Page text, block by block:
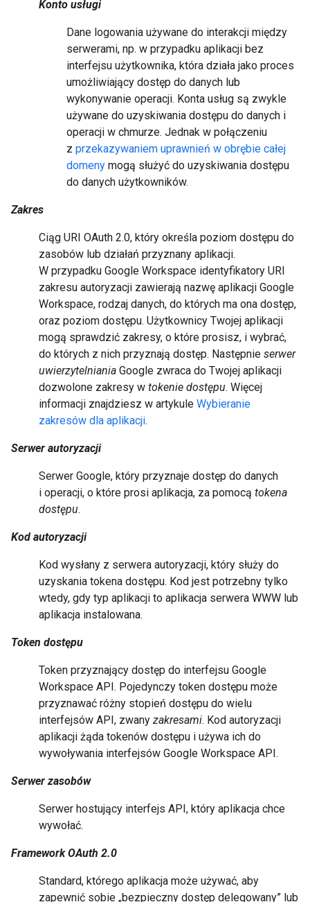
Konto usługi
Dane logowania używane do interakcji między
serwerami, np. w przypadku aplikacji bez
interfejsu użytkownika, która działa jako proces
umożliwiający dostęp do danych lub
wykonywanie operacji. Konta usług są zwykle
używane do uzyskiwania dostępu do danych i
operacji w chmurze. Jednak w połączeniu
z przekazywaniem uprawnień w obrębie całej
domeny mogą służyć do uzyskiwania dostępu
do danych użytkowników.
Zakres
Ciąg URI OAuth 2.0, który określa poziom dostępu do
zasobów lub działań przyznany aplikacji.
W przypadku Google Workspace identyfikatory URI
zakresu autoryzacji zawierają nazwę aplikacji Google
Workspace, rodzaj danych, do których ma ona dostęp,
oraz poziom dostępu. Użytkownicy Twojej aplikacji
mogą sprawdzić zakresy, o które prosisz, i wybrać,
do których z nich przyznają dostęp. Następnie serwer
uwierzytelniania Google zwraca do Twojej aplikacji
dozwolone zakresy w tokenie dostępu. Więcej
informacji znajdziesz w artykule Wybieranie
zakresów dla aplikacji.
Serwer autoryzacji
Serwer Google, który przyznaje dostęp do danych
i operacji, o które prosi aplikacja, za pomocą tokena
dostępu.
Kod autoryzacji
Kod wysłany z serwera autoryzacji, który służy do
uzyskania tokena dostępu. Kod jest potrzebny tylko
wtedy, gdy typ aplikacji to aplikacja serwera WWW lub
aplikacja instalowana.
Token dostępu
Token przyznający dostęp do interfejsu Google
Workspace API. Pojedynczy token dostępu może
przyznawać różny stopień dostępu do wielu
interfejsów API, zwany zakresami. Kod autoryzacji
aplikacji żąda tokenów dostępu i używa ich do
wywoływania interfejsów Google Workspace API.
Serwer zasobów
Serwer hostujący interfejs API, który aplikacja chce
wywołać.
Framework OAuth 2.0
Standard, którego aplikacja może używać, aby
zapewnić sobie „bezpieczny dostęp delegowany” lub